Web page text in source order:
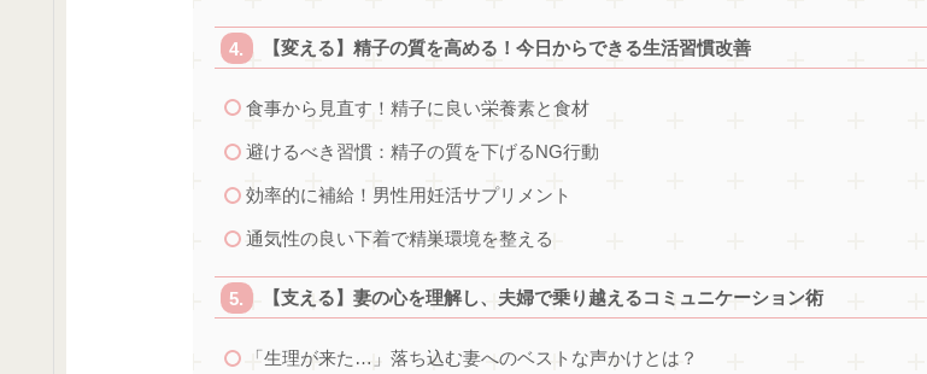
【変える】精子の質を高める！今日からできる生活習慣改善
食事から見直す！精子に良い栄養素と食材
避けるべき習慣：精子の質を下げるNG行動
効率的に補給！男性用妊活サプリメント
通気性の良い下着で精巣環境を整える
【支える】妻の心を理解し、夫婦で乗り越えるコミュニケーション術
「生理が来た…」落ち込む妻へのベストな声かけとは？